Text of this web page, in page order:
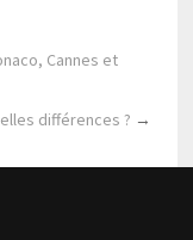
Cannes et
différences ? →